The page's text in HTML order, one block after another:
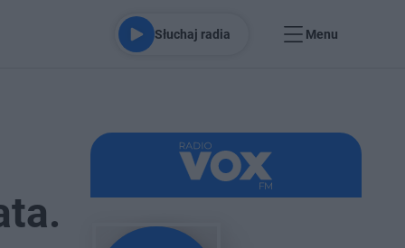
Słuchaj radia Menu